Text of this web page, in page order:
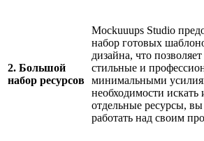
2. Большой
набор ресурсов
Mockuuups Studio
набор готовых
дизайна, что
стильные и
минимальными
необходимости искать
отдельные ресурсы, вы
работать над своим